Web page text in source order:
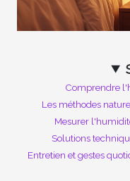
Comprendre
Les méthodes
Mesurer
Solutions
Entretien et gestes